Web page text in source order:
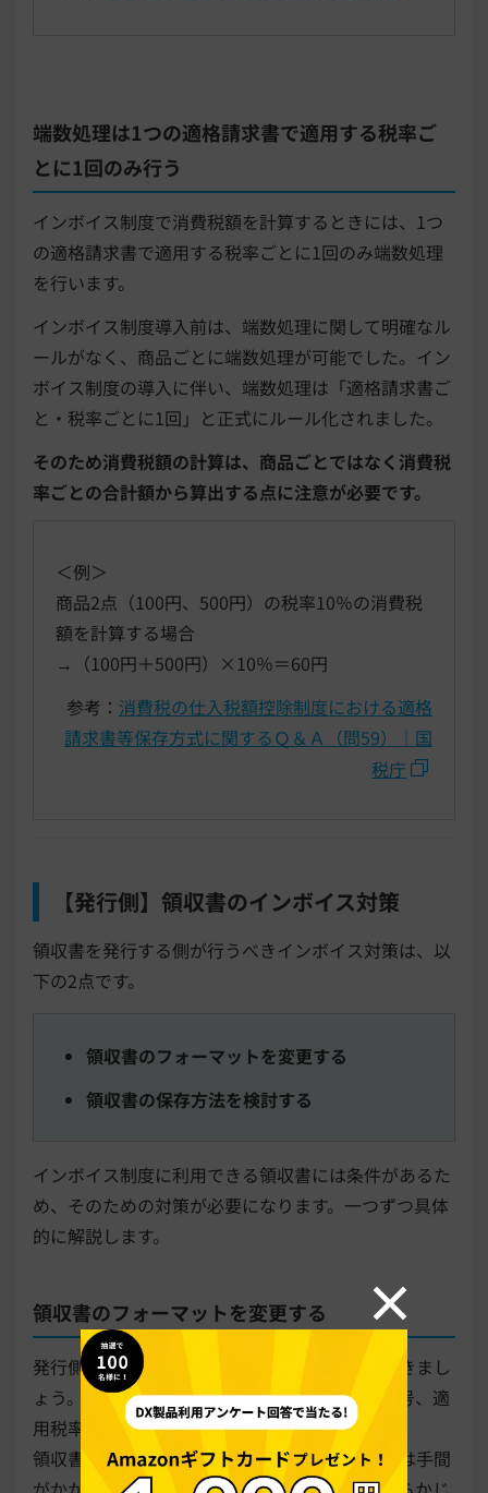
端数処理は1つの適格請求書で適用する税率ご
とに1回のみ行う
インボイス制度で消費税額を計算するときには、1つ
の適格請求書で適用する税率ごとに1回のみ端数処理
を行います。
インボイス制度導入前は、端数処理に関して明確なル
ールがなく、商品ごとに端数処理が可能でした。イン
ボイス制度の導入に伴い、端数処理は「適格請求書ご
と・税率ごとに1回」と正式にルール化されました。
そのため消費税額の計算は、商品ごとではなく消費税
率ごとの合計額から算出する点に注意が必要です。
＜例＞
商品2点（100円、500円）の税率10％の消費税
額を計算する場合
→（100円＋500円）×10％＝60円
参考： 消費税の仕入税額控除制度における適格
請求書等保存方式に関するＱ＆Ａ（問59）｜国
税庁
【発行側】領収書のインボイス対策
領収書を発行する側が行うべきインボイス対策は、以
下の2点です。
領収書のフォーマットを変更する
領収書の保存方法を検討する
インボイス制度に利用できる領収書には条件があるた
め、そのための対策が必要になります。一つずつ具体
的に解説します。
領収書のフォーマットを変更する
発行側は、領収書のフォーマットを変更しておきまし
ょう。前述したように、適格請求書には登録番号、適
用税率、消費税額の記載が必須のためです。
領収書を発行するたびに必須事項を追記するのは手間